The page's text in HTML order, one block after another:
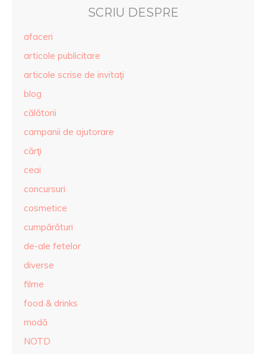
SCRIU DESPRE
afaceri
articole publicitare
articole scrise de invitaţi
blog
călătorii
campanii de ajutorare
cărţi
ceai
concursuri
cosmetice
cumpărături
de-ale fetelor
diverse
filme
food & drinks
modă
NOTD